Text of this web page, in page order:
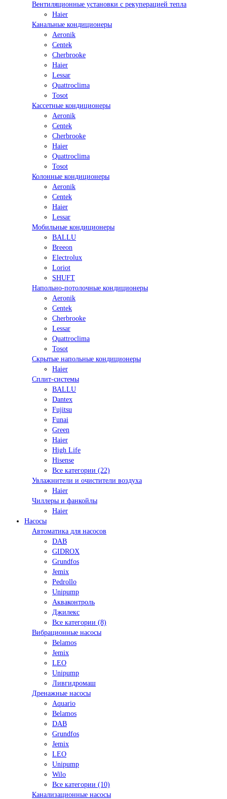
Вентиляционные установки с рекуперацией тепла
Haier
Канальные кондиционеры
Aeronik
Centek
Cherbrooke
Haier
Lessar
Quattroclima
Tosot
Кассетные кондиционеры
Aeronik
Centek
Cherbrooke
Haier
Quattroclima
Tosot
Колонные кондиционеры
Aeronik
Centek
Haier
Lessar
Мобильные кондиционеры
BALLU
Breeon
Electrolux
Loriot
SHUFT
Напольно-потолочные кондиционеры
Aeronik
Centek
Cherbrooke
Lessar
Quattroclima
Tosot
Скрытые напольные кондиционеры
Haier
Сплит-системы
BALLU
Dantex
Fujitsu
Funai
Green
Haier
High Life
Hisense
Все категории (22)
Увлажнители и очистители воздуха
Haier
Чиллеры и фанкойлы
Haier
Насосы
Автоматика для насосов
DAB
GIDROX
Grundfos
Jemix
Pedrollo
Unipump
Акваконтроль
Джилекс
Все категории (8)
Вибрационные насосы
Belamos
Jemix
LEO
Unipump
Ливгидромаш
Дренажные насосы
Aquario
Belamos
DAB
Grundfos
Jemix
LEO
Unipump
Wilo
Все категории (10)
Канализационные насосы